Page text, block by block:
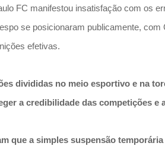
FC manifestou insatisfação com os
se posicionaram publicamente,
efetivas.
divididas no meio esportivo e na
a credibilidade das competições e
que a simples suspensão